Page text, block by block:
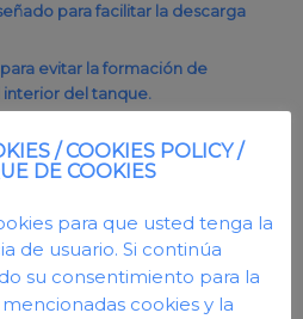
para facilitar la descarga
evitar la formación de
interior del tanque.
/ COOKIES POLICY /
DE COOKIES
para que usted tenga la
de usuario. Si continúa
su consentimiento para la
cookies y la